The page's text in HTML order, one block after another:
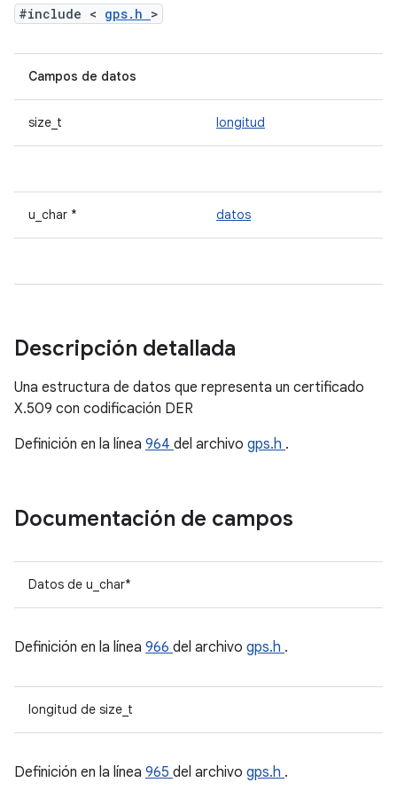
#include < gps.h >
Campos de datos
size_t longitud
u_char * datos
Descripción detallada
Una estructura de datos que representa un certificado
X.509 con codificación DER
Definición en la línea 964 del archivo gps.h .
Documentación de campos
Datos de u_char*
Definición en la línea 966 del archivo gps.h .
longitud de size_t
Definición en la línea 965 del archivo gps.h .